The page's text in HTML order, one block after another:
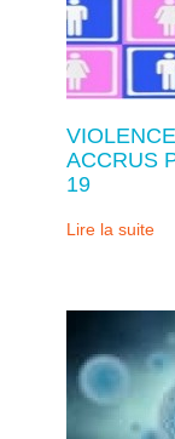
ACCRUS
19
Lire la suite